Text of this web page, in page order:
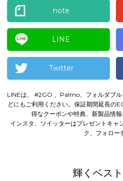
note
LINE
Twitter
LINEは、 #2GO 、Palmo、フォルダブ
どにもご利用ください。 保証期間延長の
得なクーポンや特典、新製品情
インスタ、ツイッターはプレゼントキャ
ク、フォロー
輝くベス